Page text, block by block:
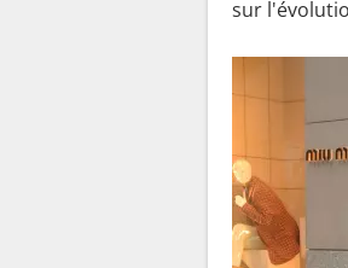
sur